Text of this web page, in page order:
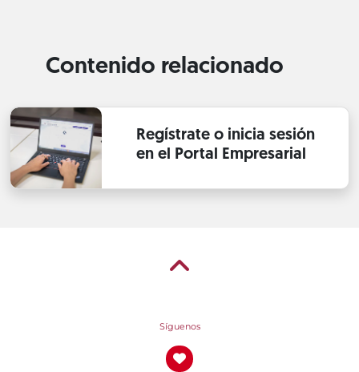
Contenido relacionado
Regístrate o inicia sesión
en el Portal Empresarial
Síguenos